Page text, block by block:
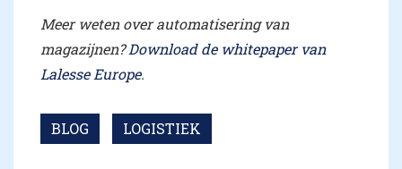
Meer weten over automatisering van
magazijnen?Download de whitepaper van
Lalesse Europe.
BLOG LOGISTIEK